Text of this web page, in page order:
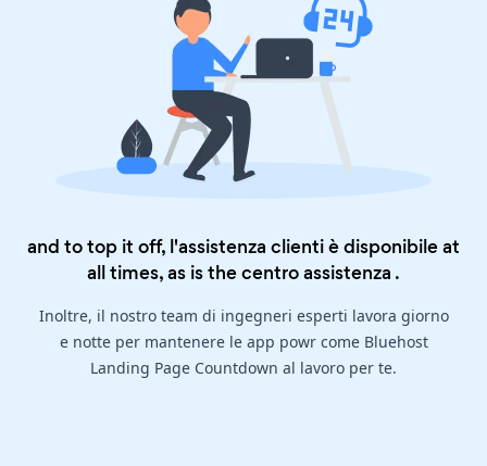
and to top it off, l'assistenza clienti è disponibile at
all times, as is thecentro assistenza .
Inoltre, il nostro team di ingegneri esperti lavora giorno
e notte per mantenere le app powr come Bluehost
Landing Page Countdown al lavoro per te.